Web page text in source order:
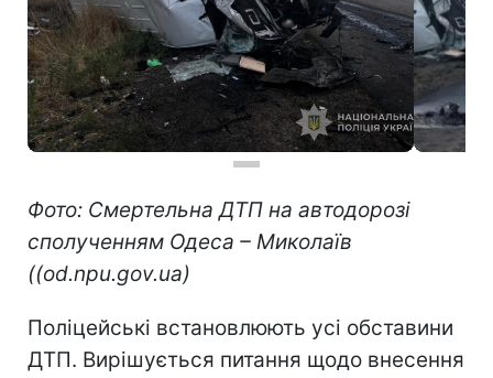
Фото: Смертельна ДТП на автодорозі
сполученням Одеса – Миколаїв
((od.npu.gov.ua)
Поліцейські встановлюють усі обставини
ДТП. Вирішується питання щодо внесення